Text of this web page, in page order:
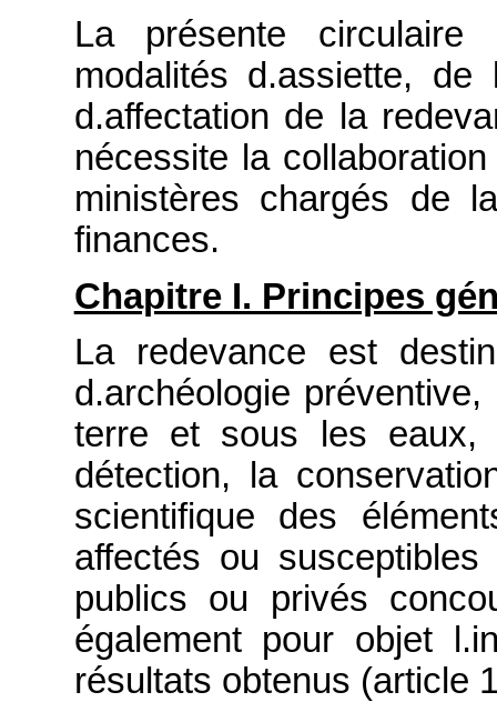
La présente
modalités d.assiette, de
d.affectation de la
nécessite la
ministères chargés de
finances.
Chapitre I. Principes
La redevance est
d.archéologie
terre et sous les eaux,
détection, la
scientifique des
affectés ou
publics ou privés
également pour objet
résultats obtenus (article